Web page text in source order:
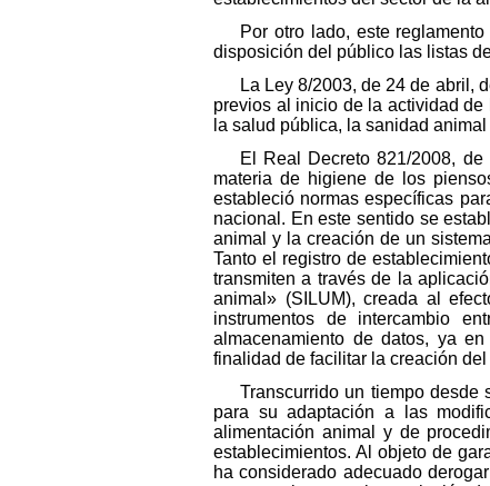
Por otro lado, este
disposición del público las listas
La Ley 8/2003, de 24 de abril,
previos al inicio de la actividad
la salud pública, la sanidad
El Real Decreto 821/2008,
materia de higiene de los
estableció normas específicas
nacional. En este sentido se
animal y la creación de un
Tanto el registro de
transmiten a través de la
animal» (SILUM), creada al
instrumentos de intercambio
almacenamiento de datos, ya
finalidad de facilitar la creación
Transcurrido un tiempo
para su adaptación a las
alimentación animal y de
establecimientos. Al objeto de
ha considerado adecuado